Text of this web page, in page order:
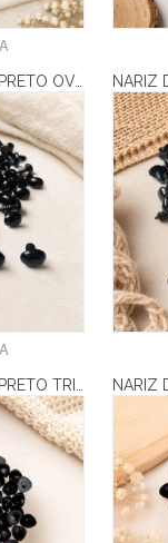
NARIZ DE BONECOS PRETO OVAL 6X8MM